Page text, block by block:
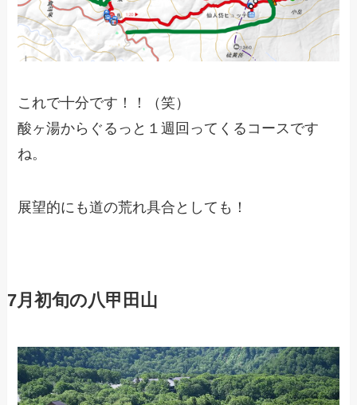
これで十分です！！（笑）
酸ヶ湯からぐるっと１週回ってくるコースです
ね。
展望的にも道の荒れ具合としても！
7月初旬の八甲田山